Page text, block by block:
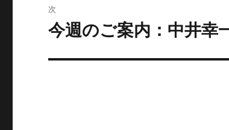
ゲ
稿:
次
次
投
今週のご案内：中井幸